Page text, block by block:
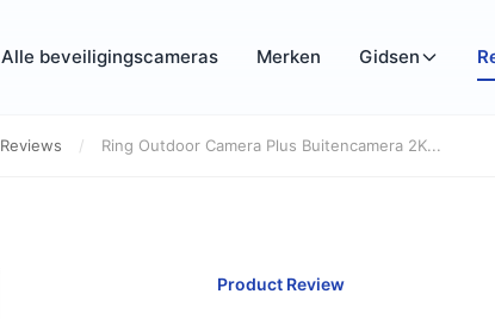
Alle beveiligingscameras Merken Gidsen
Reviews / Ring Outdoor Camera Plus Buitencamera 2K...
Product Review